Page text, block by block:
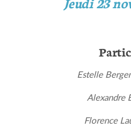
Estelle
Alexandre
Florence